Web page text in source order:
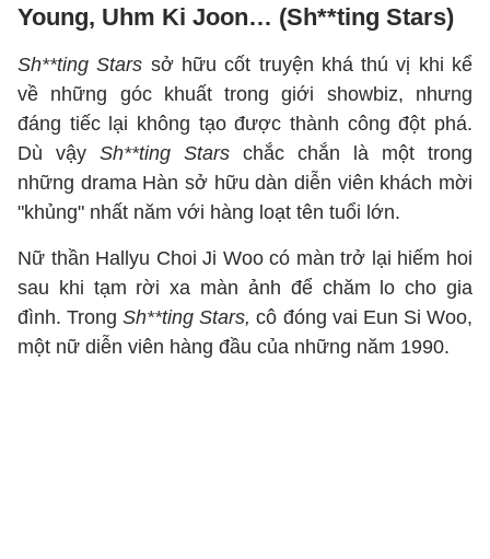
Young, Uhm Ki Joon… (Sh**ting Stars)
Sh**ting Stars sở hữu cốt truyện khá thú vị khi kể
về những góc khuất trong giới showbiz, nhưng
đáng tiếc lại không tạo được thành công đột phá.
Dù vậy Sh**ting Stars chắc chắn là một trong
những drama Hàn sở hữu dàn diễn viên khách mời
"khủng" nhất năm với hàng loạt tên tuổi lớn.
Nữ thần Hallyu Choi Ji Woo có màn trở lại hiếm hoi
sau khi tạm rời xa màn ảnh để chăm lo cho gia
đình. TrongSh**ting Stars,cô đóng vai Eun Si Woo,
một nữ diễn viên hàng đầu của những năm 1990.